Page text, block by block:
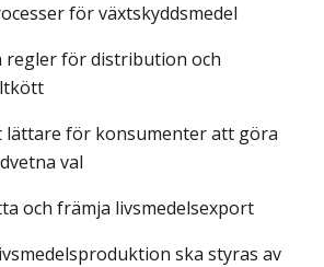
för växt­skyddsmedel
för distribution och
för konsumenter att göra
val
och främja livsmedelsexport
ska styras av